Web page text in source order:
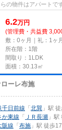
の物件はアパートで
件で...
6.2万円
(管理費・共益費
敷：0ヶ月｜礼：1ヶ
所在階：1階
間取り：1LDK
面積：30.13㎡
ーレ布施
千日前線 「北巽 」駅
か東線 「 ＪＲ長瀬 」
阪線 「布施 」駅 徒歩